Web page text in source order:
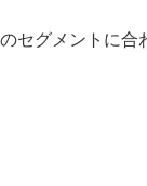
セグメントに合